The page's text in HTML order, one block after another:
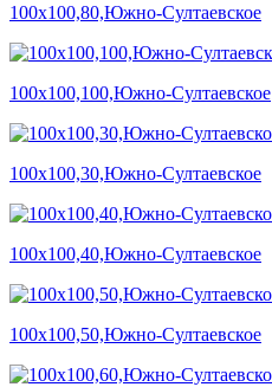
100х100,80,Южно-Султаевское
100х100,100,Южно-Султаевское
100х100,30,Южно-Султаевское
100х100,40,Южно-Султаевское
100х100,50,Южно-Султаевское